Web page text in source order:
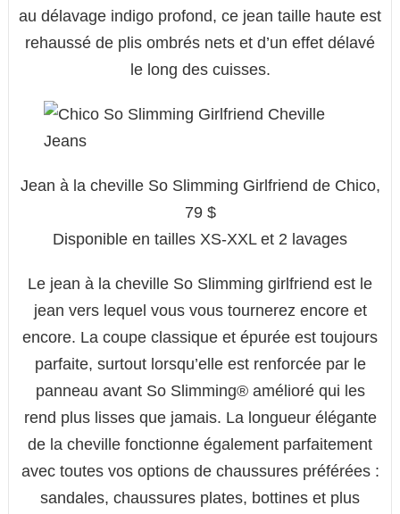
au délavage indigo profond, ce jean taille haute est
rehaussé de plis ombrés nets et d’un effet délavé
le long des cuisses.
Jean à la cheville So Slimming Girlfriend de Chico,
79 $
Disponible en tailles XS-XXL et 2 lavages
Le jean à la cheville So Slimming girlfriend est le
jean vers lequel vous vous tournerez encore et
encore. La coupe classique et épurée est toujours
parfaite, surtout lorsqu’elle est renforcée par le
panneau avant So Slimming® amélioré qui les
rend plus lisses que jamais. La longueur élégante
de la cheville fonctionne également parfaitement
avec toutes vos options de chaussures préférées :
sandales, chaussures plates, bottines et plus